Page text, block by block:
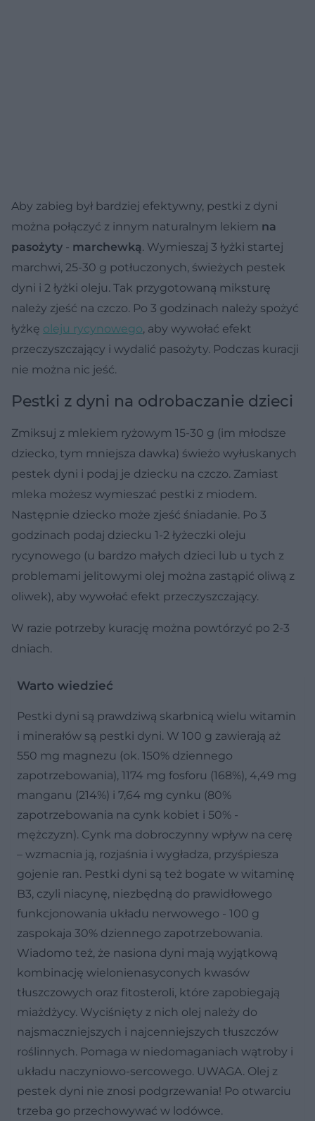
Aby zabieg był bardziej efektywny, pestki z dyni
można połączyć z innym naturalnym lekiem na
pasożyty - marchewką. Wymieszaj 3 łyżki startej
marchwi, 25-30 g potłuczonych, świeżych pestek
dyni i 2 łyżki oleju. Tak przygotowaną miksturę
należy zjeść na czczo. Po 3 godzinach należy spożyć
łyżkę oleju rycynowego, aby wywołać efekt
przeczyszczający i wydalić pasożyty. Podczas kuracji
nie można nic jeść.
Pestki z dyni na odrobaczanie dzieci
Zmiksuj z mlekiem ryżowym 15-30 g (im młodsze
dziecko, tym mniejsza dawka) świeżo wyłuskanych
pestek dyni i podaj je dziecku na czczo. Zamiast
mleka możesz wymieszać pestki z miodem.
Następnie dziecko może zjeść śniadanie. Po 3
godzinach podaj dziecku 1-2 łyżeczki oleju
rycynowego (u bardzo małych dzieci lub u tych z
problemami jelitowymi olej można zastąpić oliwą z
oliwek), aby wywołać efekt przeczyszczający.
W razie potrzeby kurację można powtórzyć po 2-3
dniach.
Warto wiedzieć
Pestki dyni są prawdziwą skarbnicą wielu witamin
i minerałów są pestki dyni. W 100 g zawierają aż
550 mg magnezu (ok. 150% dziennego
zapotrzebowania), 1174 mg fosforu (168%), 4,49 mg
manganu (214%) i 7,64 mg cynku (80%
zapotrzebowania na cynk kobiet i 50% -
mężczyzn). Cynk ma dobroczynny wpływ na cerę
– wzmacnia ją, rozjaśnia i wygładza, przyśpiesza
gojenie ran. Pestki dyni są też bogate w witaminę
B3, czyli niacynę, niezbędną do prawidłowego
funkcjonowania układu nerwowego - 100 g
zaspokaja 30% dziennego zapotrzebowania.
Wiadomo też, że nasiona dyni mają wyjątkową
kombinację wielonienasyconych kwasów
tłuszczowych oraz fitosteroli, które zapobiegają
miażdżycy. Wyciśnięty z nich olej należy do
najsmaczniejszych i najcenniejszych tłuszczów
roślinnych. Pomaga w niedomaganiach wątroby i
układu naczyniowo-sercowego. UWAGA. Olej z
pestek dyni nie znosi podgrzewania! Po otwarciu
trzeba go przechowywać w lodówce.